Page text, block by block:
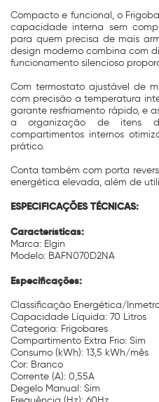
Compacto e funcional, o
capacidade interna sem
para quem precisa de mais
design moderno combina com
funcionamento silencioso
Com termostato ajustável de
com precisão a temperatura
garante resfriamento rápido, e
a organização de itens
compartimentos internos
prático.
Conta também com porta
energética elevada, além de
ESPECIFICAÇÕES TÉCNICAS:
Características:
Marca: Elgin
Modelo: BAFN070D2NA
Especificações:
Classificação Energética/
Capacidade Líquida: 70 Litros
Categoria: Frigobares
Compartimento Extra Frio: Sim
Consumo (kWh): 13,5 kWh/mês
Cor: Branco
Corrente (A): 0,55A
Degelo Manual: Sim